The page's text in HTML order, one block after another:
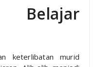
keterlibatan murid